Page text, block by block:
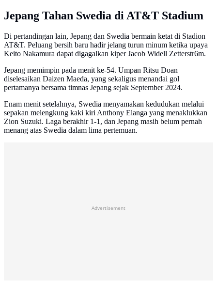
Jepang Tahan Swedia di AT&T Stadium
Di pertandingan lain, Jepang dan Swedia bermain ketat di Stadion
AT&T. Peluang bersih baru hadir jelang turun minum ketika upaya
Keito Nakamura dapat digagalkan kiper Jacob Widell Zetterstr6m.
Jepang memimpin pada menit ke-54. Umpan Ritsu Doan
diselesaikan Daizen Maeda, yang sekaligus menandai gol
pertamanya bersama timnas Jepang sejak September 2024.
Enam menit setelahnya, Swedia menyamakan kedudukan melalui
sepakan melengkung kaki kiri Anthony Elanga yang menaklukkan
Zion Suzuki. Laga berakhir 1-1, dan Jepang masih belum pernah
menang atas Swedia dalam lima pertemuan.
Advertisement